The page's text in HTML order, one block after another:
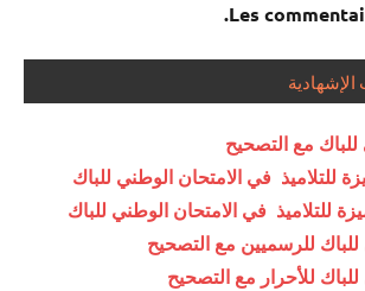
Les
الإشهادية
للباك مع التصحيح
للتلاميذ في الامتحان الوطني للباك
للتلاميذ في الامتحان الوطني للباك
للباك للرسميين مع التصحيح
للأحرار مع التصحيح